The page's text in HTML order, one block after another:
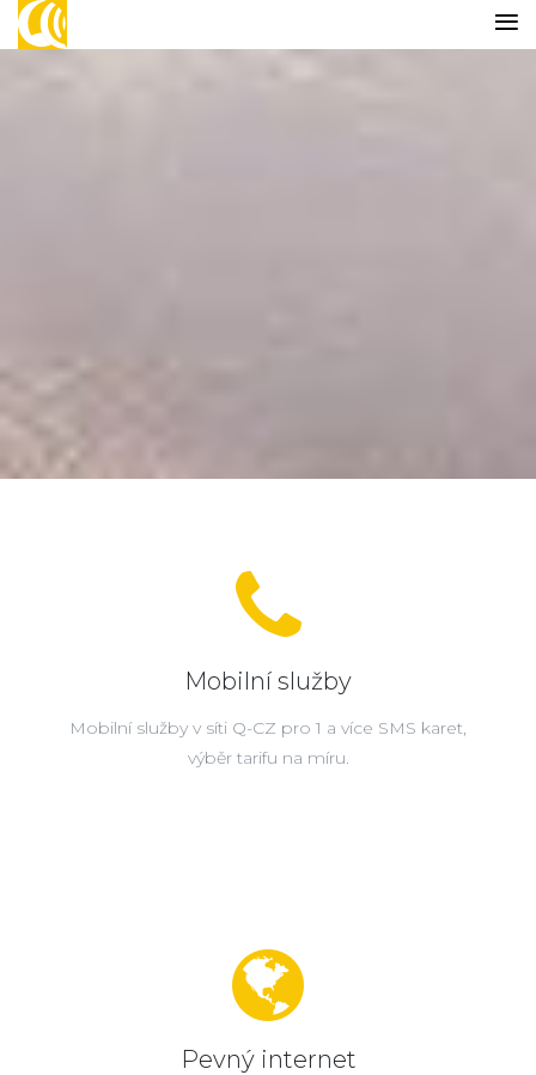
Mobilní služby
Mobilní služby v síti Q-CZ pro 1 a více SMS karet,
výběr tarifu na míru.
Pevný internet